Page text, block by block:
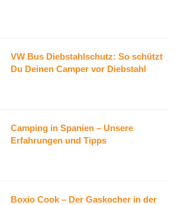
VW Bus Diebstahlschutz: So schützt
Du Deinen Camper vor Diebstahl
Camping in Spanien – Unsere
Erfahrungen und Tipps
Boxio Cook – Der Gaskocher in der